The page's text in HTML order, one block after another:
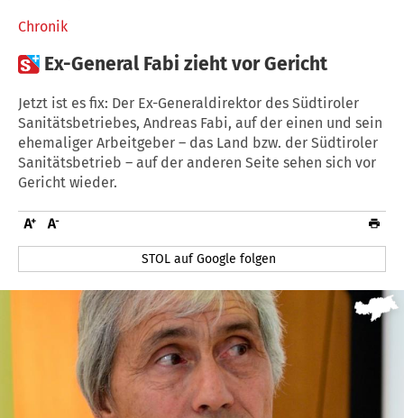
Chronik
 Ex-General Fabi zieht vor Gericht
Jetzt ist es fix: Der Ex-Generaldirektor des Südtiroler
Sanitätsbetriebes, Andreas Fabi, auf der einen und sein
ehemaliger Arbeitgeber – das Land bzw. der Südtiroler
Sanitätsbetrieb – auf der anderen Seite sehen sich vor
Gericht wieder.
STOL auf Google folgen